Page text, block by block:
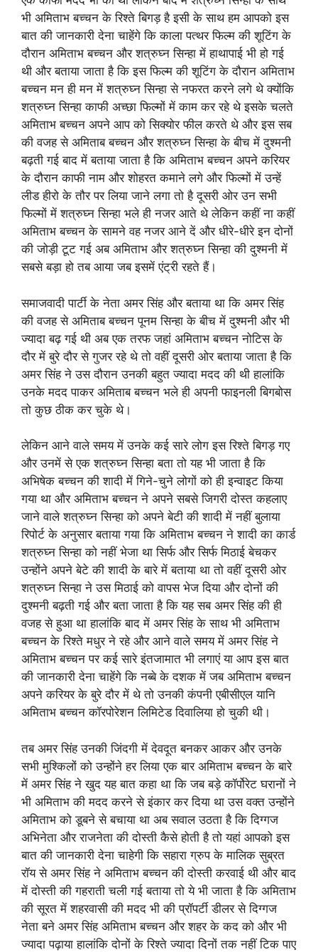
भी अमिताभ बच्चन के रिश्ते बिगड़ है इसी के साथ हम आपको इस
बात की जानकारी देना चाहेंगे कि काला पत्थर फिल्म की शूटिंग के
दौरान अमिताभ बच्चन और शत्रुघ्न सिन्हा में हाथापाई भी हो गई
थी और बताया जाता है कि इस फिल्म की शूटिंग के दौरान अमिताभ
बच्चन मन ही मन में शत्रुघ्न सिन्हा से नफरत करने लगे थे क्योंकि
शत्रुघ्न सिन्हा काफी अच्छा फिल्मों में काम कर रहे थे इसके चलते
अमिताभ बच्चन अपने आप को सिक्योर फील करते थे और इस सब
की वजह से अमिताब बच्चन और शत्रुघ्न सिन्हा के बीच में दुश्मनी
बढ़ती गई बाद में बताया जाता है कि अमिताभ बच्चन अपने करियर
के दौरान काफी नाम और शोहरत कमाने लगे और फिल्मों में उन्हें
लीड हीरो के तौर पर लिया जाने लगा तो है दूसरी ओर उन सभी
फिल्मों में शत्रुघ्न सिन्हा भले ही नजर आते थे लेकिन कहीं ना कहीं
अमिताभ बच्चन के सामने वह नजर आने दें और धीरे-धीरे इन दोनों
की जोड़ी टूट गई अब अमिताभ और शत्रुघ्न सिन्हा की दुश्मनी में
सबसे बड़ा हो तब आया जब इसमें एंट्री रहते हैं।
समाजवादी पार्टी के नेता अमर सिंह और बताया था कि अमर सिंह
की वजह से अमिताब बच्चन पूनम सिन्हा के बीच में दुश्मनी और भी
ज्यादा बढ़ गई थी अब एक तरफ जहां अमिताभ बच्चन नोटिस के
दौर में बुरे दौर से गुजर रहे थे तो वहीं दूसरी ओर बताया जाता है कि
अमर सिंह ने उस दौरान उनकी बहुत ज्यादा मदद की थी हालांकि
उनके मदद पाकर अमिताब बच्चन भले ही अपनी फाइनली बिगबोस
तो कुछ ठीक कर चुके थे।
लेकिन आने वाले समय में उनके कई सारे लोग इस रिश्ते बिगड़ गए
और उनमें से एक शत्रुघ्न सिन्हा बता तो यह भी जाता है कि
अभिषेक बच्चन की शादी में गिने-चुने लोगों को ही इन्वाइट किया
गया था और अमिताभ बच्चन ने अपने सबसे जिगरी दोस्त कहलाए
जाने वाले शत्रुघ्न सिन्हा को अपने बेटी की शादी में नहीं बुलाया
रिपोर्ट के अनुसार बताया गया कि अमिताभ बच्चन ने शादी का कार्ड
शत्रुघ्न सिन्हा को नहीं भेजा था सिर्फ और सिर्फ मिठाई बेचकर
उन्होंने अपने बेटे की शादी के बारे में बताया था तो वहीं दूसरी ओर
शत्रुघ्न सिन्हा ने उस मिठाई को वापस भेज दिया और दोनों की
दुश्मनी बढ़ती गई और बता जाता है कि यह सब अमर सिंह की ही
वजह से हुआ था हालांकि बाद में अमर सिंह के साथ भी अमिताभ
बच्चन के रिश्ते मधुर ने रहे और आने वाले समय में अमर सिंह ने
अमिताभ बच्चन पर कई सारे इंतजामात भी लगाएं या आप इस बात
की जानकारी देना चाहेंगे कि नब्बे के दशक में जब अमिताभ बच्चन
अपने करियर के बुरे दौर में थे तो उनकी कंपनी एबीसीएल यानि
अमिताभ बच्चन कॉरपोरेशन लिमिटेड दिवालिया हो चुकी थी।
तब अमर सिंह उनकी जिंदगी में देवदूत बनकर आकर और उनके
सभी मुश्किलों को उन्होंने हर लिया एक बार अमिताभ बच्चन के बारे
में अमर सिंह ने खुद यह बात कहा था कि जब बड़े कॉर्पोरेट घरानों ने
भी अमिताभ की मदद करने से इंकार कर दिया था उस वक्त उन्होंने
अमिताभ को डूबने से बचाया था अब सवाल उठता है कि दिग्गज
अभिनेता और राजनेता की दोस्ती कैसे होती है तो यहां आपको इस
बात की जानकारी देना चाहेगी कि सहारा ग्रुप के मालिक सुब्रत
रॉय से अमर सिंह ने अमिताभ बच्चन की दोस्ती करवाई थी और बाद
में दोस्ती की गहराती चली गई बताया तो ये भी जाता है कि अमिताभ
की सूरत में शहरवासी की मदद भी की प्रॉपर्टी डीलर से दिग्गज
नेता बने अमर सिंह अमिताभ बच्चन और शहर के कद को और भी
ज्यादा पढ़ाया हालांकि दोनों के रिश्ते ज्यादा दिनों तक नहीं टिक पाए